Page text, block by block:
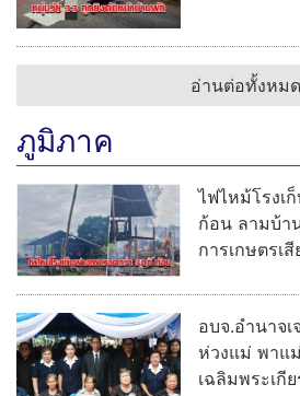
อ่านต่อทั้งหมด
ภูมิภาค
ไฟไหม้โรงเ
ก้อน ลามบ้า
การเกษตรเ
อบจ.อำนาจ
ห่วงแม่ พาแ
เฉลิมพระเกี